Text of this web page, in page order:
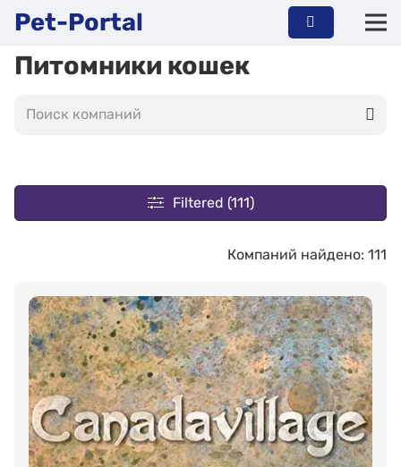
Pet-Portal
Питомники кошек
Filtered (111)
Компаний найдено: 111